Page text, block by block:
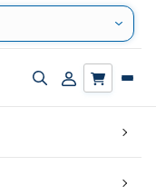
Zapnout/vypnout
Přihlásit/